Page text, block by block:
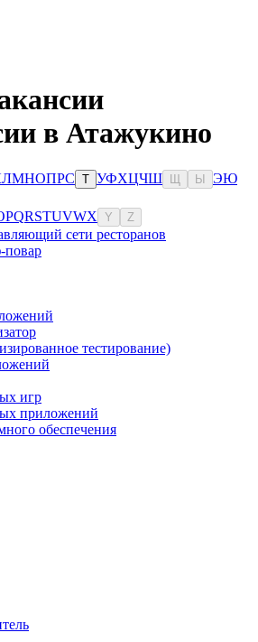
в Атажукино
ЛМНОПРС Т УФХЦЧШ Ы ЭЮ
PQRSTUVWX Y Z
сети ресторанов
повар
тестирование)
игр
приложений
обеспечения